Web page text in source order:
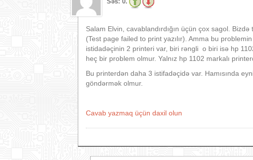
Salam Elvin, cavablandırdığın üçün çox sagol.
(Test page failed to print yazılır). Amma bu
istidadəçinin 2 printeri var, biri rəngli o biri isə hp
heç bir problem olmur. Yalnız hp 1102 markalı
Bu printerdən daha 3 istifadəçidə var. Hamısında
göndərmək olmur.
Cavab yazmaq üçün daxil olun